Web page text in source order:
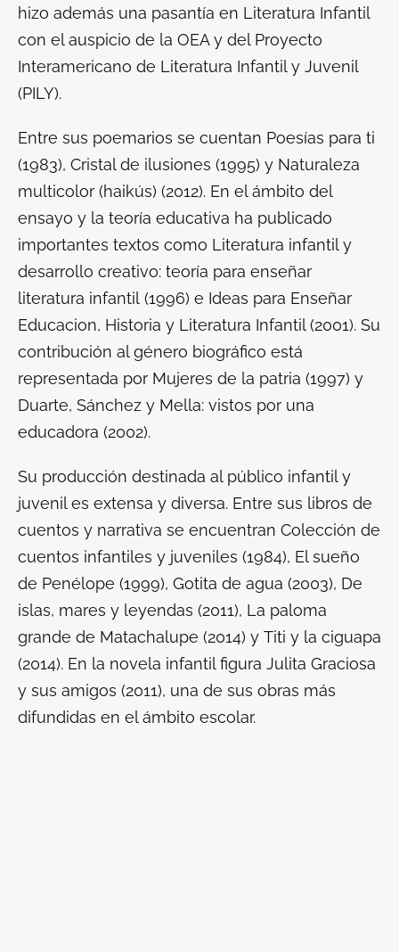
hizo además una pasantía en Literatura Infantil
con el auspicio de la OEA y del Proyecto
Interamericano de Literatura Infantil y Juvenil
(PILY).
Entre sus poemarios se cuentan Poesías para ti
(1983), Cristal de ilusiones (1995) y Naturaleza
multicolor (haikús) (2012). En el ámbito del
ensayo y la teoría educativa ha publicado
importantes textos como Literatura infantil y
desarrollo creativo: teoría para enseñar
literatura infantil (1996) e Ideas para Enseñar
Educacion, Historia y Literatura Infantil(2001). Su
contribución al género biográfico está
representada por Mujeres de la patria (1997) y
Duarte, Sánchez y Mella: vistos por una
educadora (2002).
Su producción destinada al público infantil y
juvenil es extensa y diversa. Entre sus libros de
cuentos y narrativa se encuentran Colección de
cuentos infantiles y juveniles (1984), El sueño
de Penélope (1999), Gotita de agua (2003), De
islas, mares y leyendas (2011), La paloma
grande de Matachalupe (2014) y Titi y la ciguapa
(2014). En la novela infantil figura Julita Graciosa
y sus amigos (2011), una de sus obras más
difundidas en el ámbito escolar.